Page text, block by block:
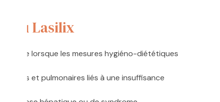
du Lasilix
lorsque les mesures hygiéno-diététiques
et pulmonaires liés à une insuffisance